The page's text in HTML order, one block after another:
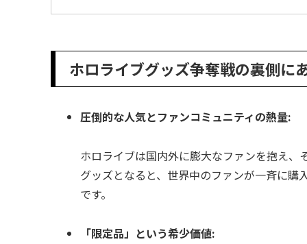
ホロライブグッズ争奪戦の裏側に
圧倒的な人気とファンコミュニティの熱量:
ホロライブは国内外に膨大なファンを抱え
グッズとなると、世界中のファンが一斉に
です。
「限定品」という希少価値: